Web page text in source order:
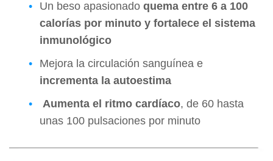
Un beso apasionado quema entre 6 a 100
calorías por minuto y fortalece el sistema
inmunológico
Mejora la circulación sanguínea e
incrementa la autoestima
Aumenta el ritmo cardíaco, de 60 hasta
unas 100 pulsaciones por minuto